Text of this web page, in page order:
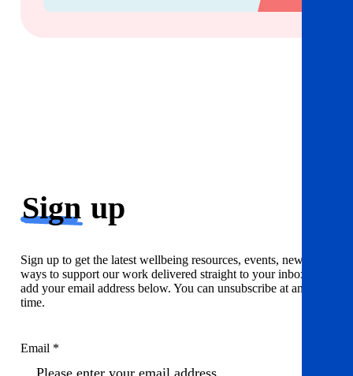
Sign up
Sign up to get the latest wellbeing resources, events, news and
ways to support our work delivered straight to your inbox. Just
add your email address below. You can unsubscribe at any
time.
Email *